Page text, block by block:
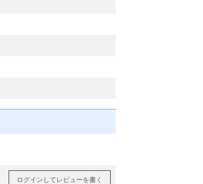
ログインしてレビューを書く